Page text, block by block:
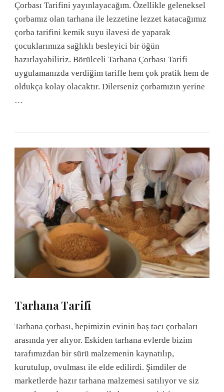
Çorbası Tarifini yayınlayacağım. Özellikle geleneksel
çorbamız olan tarhana ile lezzetine lezzet katacağımız
çorba tarifini kemik suyu ilavesi de yaparak
çocuklarımıza sağlıklı besleyici bir öğün
hazırlayabiliriz. Börülceli Tarhana Çorbası Tarifi
uygulamanızda verdiğim tarifle hem çok pratik hem de
oldukça kolay olacaktır. Dilerseniz çorbamızın yerine
…
Tarhana Tarifi
Tarhana çorbası, hepimizin evinin baş tacı çorbaları
arasında yer alıyor. Eskiden tarhana evlerde bizim
tarafımızdan bir sürü malzemenin kaynatılıp,
kurutulup, ovulması ile elde edilirdi. Şimdiler de
marketlerde hazır tarhana malzemesi satılıyor ve siz